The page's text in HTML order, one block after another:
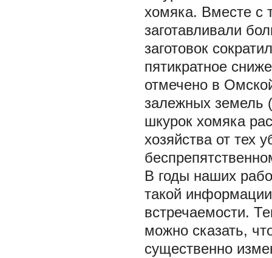
хомяка. Вместе с
заготавливали
заготовок
пятикратное
отмечено в
залежных земель
шкурок хомяка
хозяйства от тех
В годы наших
такой
встречаемости.
можно сказать,
существенно